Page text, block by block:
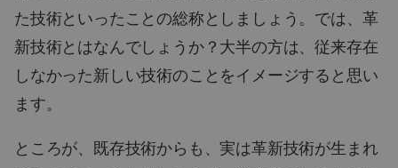
た技術といったことの総称としましょう。では、革
新技術とはなんでしょうか？大半の方は、従来存在
しなかった新しい技術のことをイメージすると思い
ます。
ところが、既存技術からも、実は革新技術が生まれ